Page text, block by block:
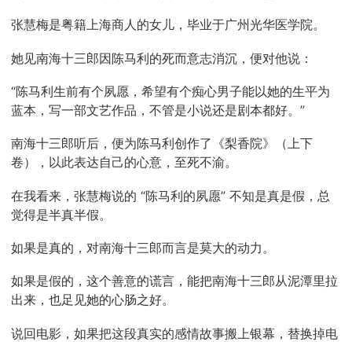
张慧梅是粤籍上海商人的女儿，毕业于广州光华医学院。
她见南海十三郎因陈马利的死而意志消沉，便对他说：
“陈马利生前有个夙愿，希望有个痴心男子能以她的生平为
蓝本，写一部文艺作品，不管是小说还是剧本都好。”
南海十三郎听后，便为陈马利创作了《梨香院》（上下
卷），以此表达自己的心意，至死不渝。
在我看来，张慧梅说的 “陈马利的夙愿” 不知是真是假，总
觉得是半真半假。
如果是真的，对南海十三郎而言是莫大的动力。
如果是假的，这个善意的谎言，能把南海十三郎从泥潭里拉
出来，也足见她的心肠之好。
说回电影，如果把这段真实的感情故事搬上银幕，替换掉电